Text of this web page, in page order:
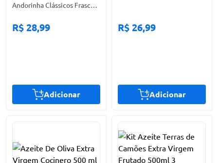
Andorinha Clássicos Frasco
R$ 28,99
Adicionar
R$ 26,99
Adicionar